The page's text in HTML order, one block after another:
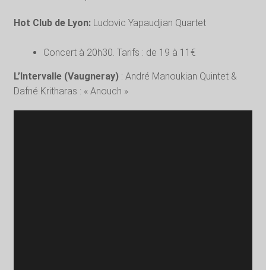
Hot Club de Lyon: Ludovic Yapaudjian Quartet
Concert à 20h30. Tarifs : de 19 à 11€
L’Intervalle (Vaugneray) : André Manoukian Quintet &
Dafné Kritharas : « Anouch »